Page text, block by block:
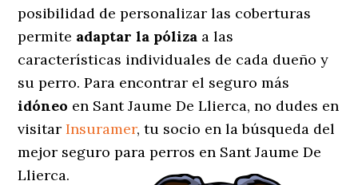
posibilidad de personalizar las coberturas
permite adaptar la póliza a las
características individuales de cada dueño y
su perro. Para encontrar el seguro más
idóneo en Sant Jaume De Llierca, no dudes en
visitarInsuramer, tu socio en la búsqueda del
mejor seguro para perros en Sant Jaume De
Llierca.